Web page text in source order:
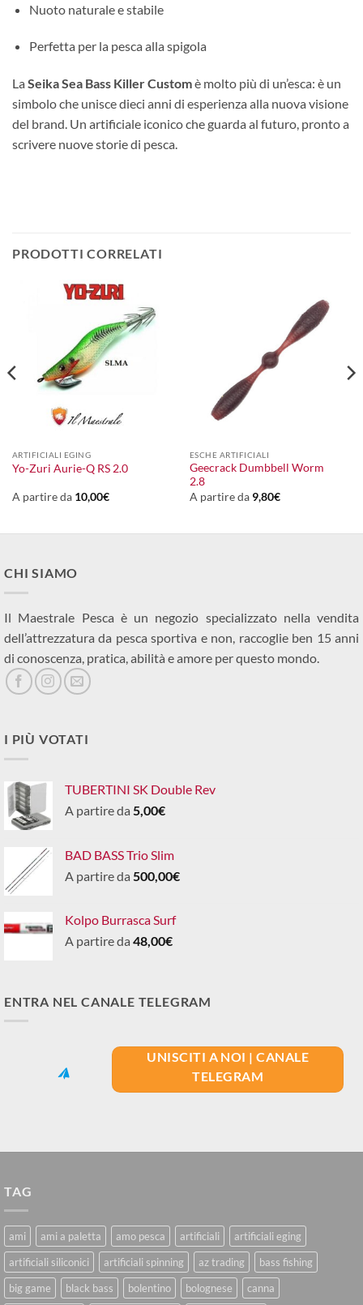
Nuoto naturale e stabile
Perfetta per la pesca alla spigola
La Seika Sea Bass Killer Customè molto più di un’esca: è un
simbolo che unisce dieci anni di esperienza alla nuova visione
del brand. Un artificiale iconico che guarda al futuro, pronto a
scrivere nuove storie di pesca.
PRODOTTI CORRELATI
ARTIFICIALI EGING
Yo-Zuri Aurie-Q RS 2.0
A partire da 10,00€
ESCHE ARTIFICIALI
Geecrack Dumbbell Worm
2.8
A partire da 9,80€
CHI SIAMO
Il Maestrale Pesca è un negozio specializzato nella vendita
dell’attrezzatura da pesca sportiva e non, raccoglie ben 15 anni
di conoscenza, pratica, abilità e amore per questo mondo.
I PIÙ VOTATI
TUBERTINI SK Double Rev
A partire da 5,00€
BAD BASS Trio Slim
A partire da 500,00€
Kolpo Burrasca Surf
A partire da 48,00€
ENTRA NEL CANALE TELEGRAM
UNISCITI A NOI | CANALE
TELEGRAM
TAG
ami ami a paletta amo pesca artificiali
artificiali eging
artificiali siliconici
artificiali spinning az trading
bass fishing
big game
black bass bolentino bolognese canna